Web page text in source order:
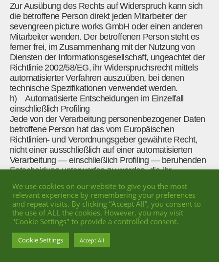
Zur Ausübung des Rechts auf Widerspruch kann sich
die betroffene Person direkt jeden Mitarbeiter der
sevengreen picture works GmbH oder einen anderen
Mitarbeiter wenden. Der betroffenen Person steht es
ferner frei, im Zusammenhang mit der Nutzung von
Diensten der Informationsgesellschaft, ungeachtet der
Richtlinie 2002/58/EG, ihr Widerspruchsrecht mittels
automatisierter Verfahren auszuüben, bei denen
technische Spezifikationen verwendet werden.
h) Automatisierte Entscheidungen im Einzelfall
einschließlich Profiling
Jede von der Verarbeitung personenbezogener Daten
betroffene Person hat das vom Europäischen
Richtlinien- und Verordnungsgeber gewährte Recht,
nicht einer ausschließlich auf einer automatisierten
Verarbeitung — einschließlich Profiling — beruhenden
Entscheidung unterworfen zu werden, die ihr
ähnlicher Weise erheblich beeinträchtigt, sofern die
Entscheidung (1) nicht für den Abschluss oder die
Erfüllung eines Vertrags zwischen der betroffenen
Person und dem Verantwortlichen erforderlich ist, oder
(2) aufgrund von Rechtsvorschriften der Union oder
der Mitgliedstaaten, denen der Verantwortliche
We use cookies on our website to give you the most
relevant experience by remembering your preferences
and repeat visits. By clicking “Accept All”, you consent to
the use of ALL the cookies. However, you may visit
"Cookie Settings" to provide a controlled consent.
Cookie Settings Accept All